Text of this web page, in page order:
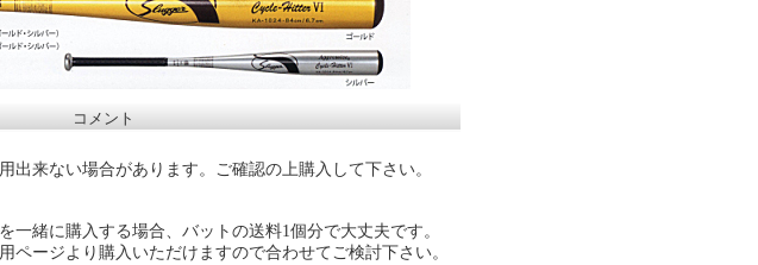
コメント
出来ない場合があります。ご確認の上購入して下さい。
一緒に購入する場合、バットの送料1個分で大丈夫です。
ページより購入いただけますので合わせてご検討下さい。